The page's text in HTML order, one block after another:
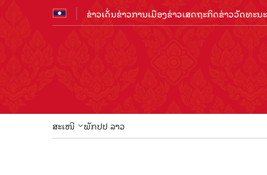
ຂ່າວເດັ່ນຂ່າວການເມືອງຂ່າວເສດຖະກິດຂ່າວວັດທະນ
ສະເໜີ ພັກປປ ລາວ